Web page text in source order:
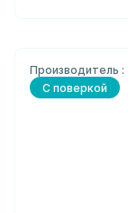
Производитель
С поверкой